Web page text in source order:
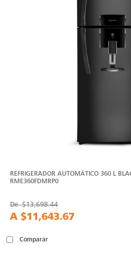
REFRIGERADOR AUTOMÁTICO 360 L
RME360FDMRP0
De$13,698.44
A $11,643.67
Comparar